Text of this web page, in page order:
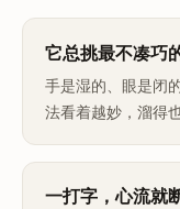
它总挑最不凑巧
手是湿的、眼是闭
法看着越妙，溜得也
一打字，心流就